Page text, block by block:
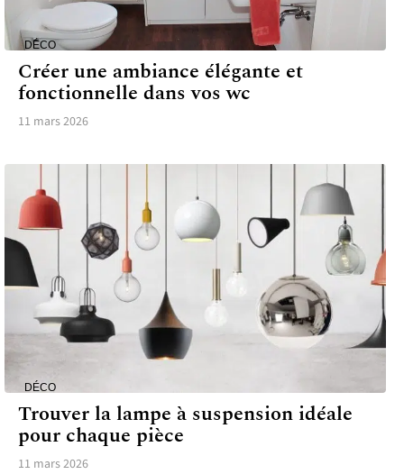
DÉCO
Créer une ambiance élégante et
fonctionnelle dans vos wc
11 mars 2026
DÉCO
Trouver la lampe à suspension idéale
pour chaque pièce
11 mars 2026